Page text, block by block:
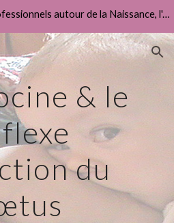
Association de parents & professionnels autour de la Naissance, l'Allaitement & la Fonction Parentale
& le
du